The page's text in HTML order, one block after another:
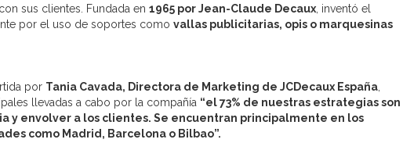
sus clientes. Fundada en 1965 por Jean-Claude Decaux , inventó el
por el uso de soportes como vallas publicitarias, opis o marquesinas
por Tania Cavada, Directora de Marketing de JCDecaux España
llevadas a cabo por la compañía “el 73% de nuestras estrategias son
y envolver a los clientes. Se encuentran principalmente en los
como Madrid, Barcelona o Bilbao”.